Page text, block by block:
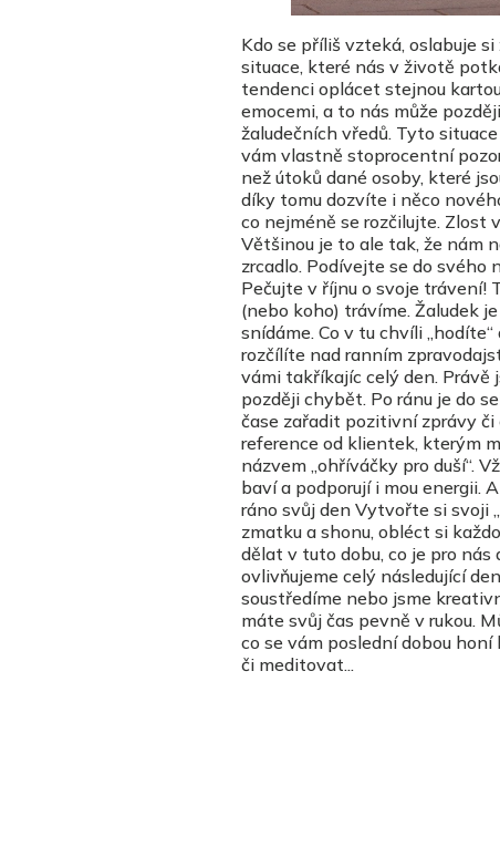
Kdo se příliš vzteká, oslabuje
situace, které nás v životě
tendenci oplácet stejnou
emocemi, a to nás může
žaludečních vředů. Tyto
vám vlastně stoprocentní
než útoků dané osoby, které
díky tomu dozvíte i něco
co nejméně se rozčilujte. Zlost
Většinou je to ale tak, že nám
zrcadlo. Podívejte se do
Pečujte v říjnu o svoje trávení!
(nebo koho) trávíme. Žaludek
snídáme. Co v tu chvíli
rozčílíte nad ranním
vámi takříkajíc celý den. Právě
později chybět. Po ránu je do
čase zařadit pozitivní zprávy
reference od klientek, kterým
názvem „ohříváčky pro duší“.
baví a podporují i mou energii.
ráno svůj den Vytvořte si svoji
zmatku a shonu, obléct si
dělat v tuto dobu, co je pro
ovlivňujeme celý následující
soustředíme nebo jsme
máte svůj čas pevně v rukou.
co se vám poslední dobou
či meditovat...